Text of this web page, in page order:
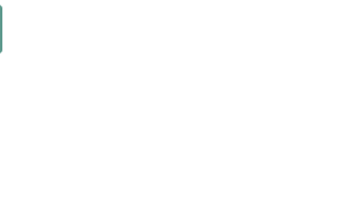
Alternative: